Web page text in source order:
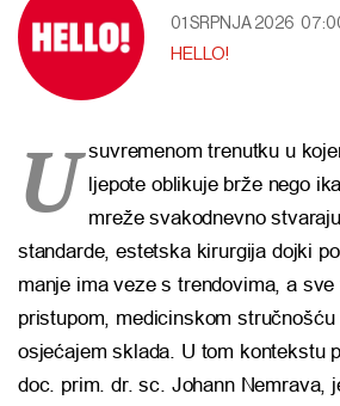
01 SRPNJA 2026
HELLO!
U suvremenom trenutku u
ljepote oblikuje brže nego
mreže svakodnevno
standarde, estetska kirurgija dojki
manje ima veze s trendovima, a
pristupom, medicinskom stručnošću
osjećajem sklada. U tom kontekstu
doc. prim. dr. sc. Johann Nemrava,